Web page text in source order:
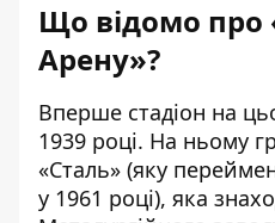
Що відомо про
Арену»?
Вперше стадіон на
1939 році. На ньому
«Сталь» (яку
у 1961 році), яка